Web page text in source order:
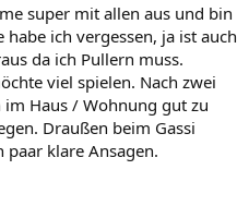
super mit allen aus und bin
ich vergessen, ja ist auch
da ich Pullern muss.
viel spielen. Nach zwei
Haus / Wohnung gut zu
Draußen beim Gassi
klare Ansagen.